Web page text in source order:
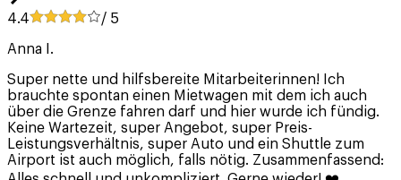
4.4 / 5
Anna I.
Super nette und hilfsbereite Mitarbeiterinnen! Ich
brauchte spontan einen Mietwagen mit dem ich auch
über die Grenze fahren darf und hier wurde ich fündig.
Keine Wartezeit, super Angebot, super Preis-
Leistungsverhältnis, super Auto und ein Shuttle zum
Airport ist auch möglich, falls nötig. Zusammenfassend: